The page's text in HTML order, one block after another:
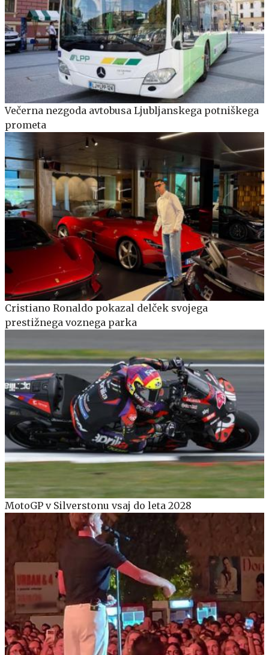
Večerna nezgoda avtobusa Ljubljanskega potniškega
prometa
Cristiano Ronaldo pokazal delček svojega
prestižnega voznega parka
MotoGP v Silverstonu vsaj do leta 2028